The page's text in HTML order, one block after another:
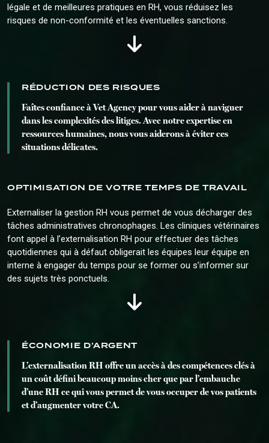
légale et de meilleures pratiques en RH, vous réduisez les
risques de non-conformité et les éventuelles sanctions.
RÉDUCTION DES RISQUES
Faîtes confiance à Vet Agency pour vous aider à naviguer
dans les complexités des litiges. Avec notre expertise en
ressources humaines, nous vous aiderons à éviter ces
situations délicates.
OPTIMISATION DE VOTRE TEMPS DE TRAVAIL
Externaliser la gestion RH vous permet de vous décharger des
tâches administratives chronophages. Les cliniques vétérinaires
font appel à l’externalisation RH pour effectuer des tâches
quotidiennes qui à défaut obligerait les équipes leur équipe en
interne à engager du temps pour se former ou s’informer sur
des sujets très ponctuels.
ÉCONOMIE D’ARGENT
L’externalisation RH offre un accès à des compétences clés à
un coût défini beaucoup moins cher que par l’embauche
d’une RH ce qui vous permet de vous occuper de vos patients
et d’augmenter votre CA.